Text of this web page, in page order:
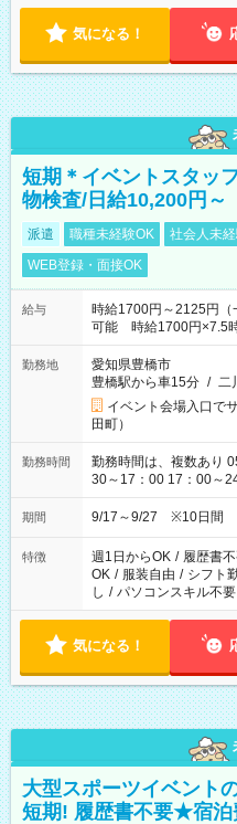
気になる！
短期＊イベントスタッ
物検査/日給10,200円～
派遣 職種未経験OK 社会人未
WEB登録・面接OK
給与
時給1700円～2125円（
可能 時給1700円×7.5
勤務地
愛知県豊橋市
豊橋駅から車15分 / 二
イベント会場入口で
田町）
勤務時間
勤務時間は、複数あり
30～17：00 17：00～
務もあります。 【休憩】60分+他休憩あり 交替で取得します。
安全面に配慮しこまめ
期間 9/17～9/27 ※10日間
特徴 週1日からOK / 履歴書
OK / 服装自由 / シフト
し / パソコンスキル不要
気になる！
大型スポーツイベント
短期! 履歴書不要★宿泊